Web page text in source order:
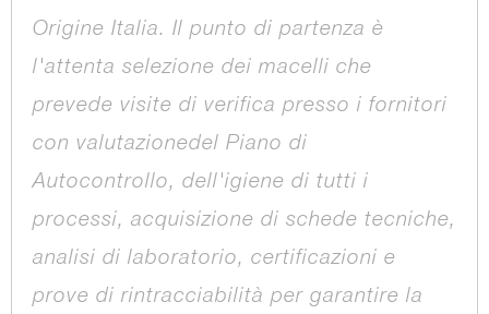
Origine Italia. Il punto di partenza è
l'attenta selezione dei macelli che
prevede visite di verifica presso i fornitori
con valutazionedel Piano di
Autocontrollo, dell'igiene di tutti i
processi, acquisizione di schede tecniche,
analisi di laboratorio, certificazioni e
prove di rintracciabilità per garantire la